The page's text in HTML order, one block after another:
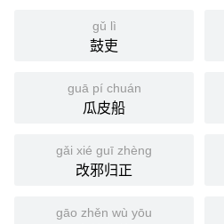
gǔ lì
鼓吏
guā pí chuán
瓜皮船
gǎi xié guī zhèng
改邪归正
gāo zhěn wù yōu